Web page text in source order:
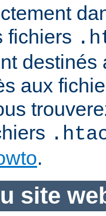
fichiers
destinés
aux
.
site